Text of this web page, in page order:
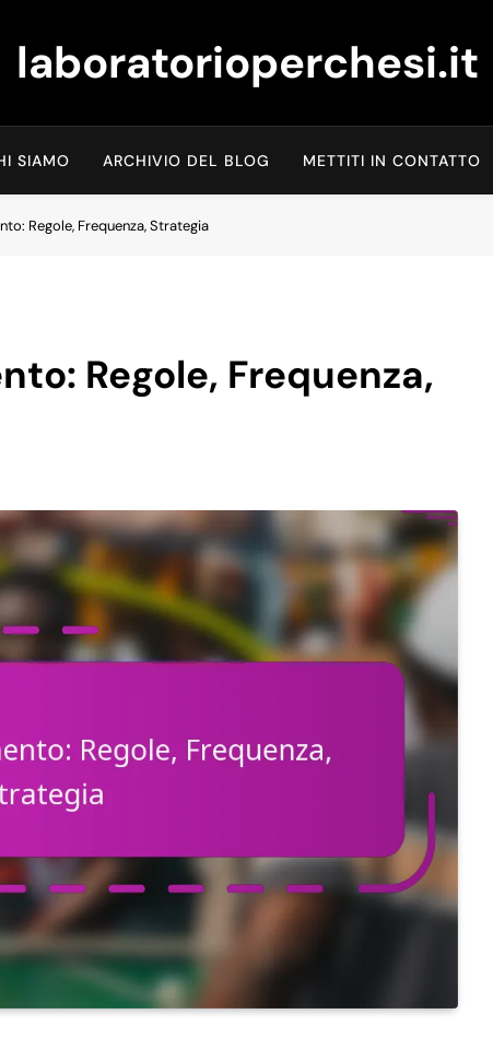
laboratorioperchesi.it
SIAMO ARCHIVIO DEL BLOG METTITI IN CONTATTO
Regole, Frequenza, Strategia
Regole, Frequenza,